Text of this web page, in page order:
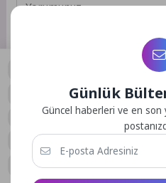
Günlük
Güncel haberleri ve en son